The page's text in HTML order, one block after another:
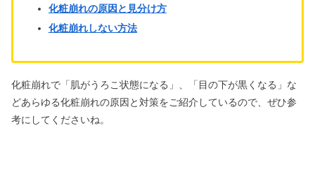
化粧崩れの原因と見分け方
化粧崩れしない方法
化粧崩れで「肌がうろこ状態になる」、「目の下が黒くなる」な
どあらゆる化粧崩れの原因と対策をご紹介しているので、ぜひ参
考にしてくださいね。